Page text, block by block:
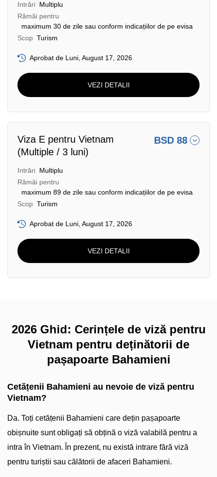
Intrări Multiplu
Rămâi pentru
maximum 30 de zile sau conform indicațiilor de pe evisa
Scop Turism
Aprobat de Luni, August 17, 2026
VEZI DETALII
Viza E pentru Vietnam
(Multiple / 3 luni)
BSD 88
Intrări Multiplu
Rămâi pentru
maximum 89 de zile sau conform indicațiilor de pe evisa
Scop Turism
Aprobat de Luni, August 17, 2026
VEZI DETALII
2026 Ghid: Cerințele de viză pentru
Vietnam pentru deținătorii de
pașapoarte Bahamieni
Cetățenii Bahamieni au nevoie de viză pentru
Vietnam?
Da. Toți cetățenii Bahamieni care dețin pașapoarte
obișnuite sunt obligați să obțină o viză valabilă pentru a
intra în Vietnam. În prezent, nu există intrare fără viză
pentru turiștii sau călătorii de afaceri Bahamieni.